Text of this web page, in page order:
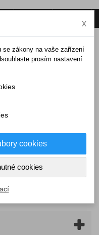
x
se zákony na vaše zařízení
prosím nastavení
cookies
cookies